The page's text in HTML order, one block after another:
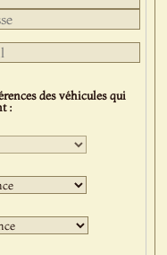
des véhicules qui
: